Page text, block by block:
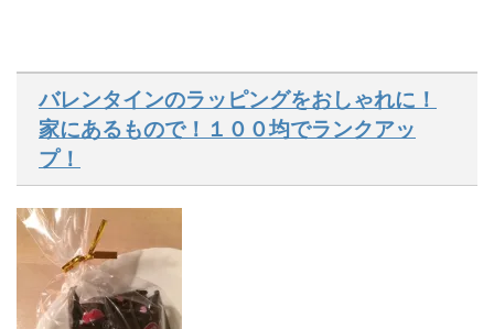
バレンタインのラッピングをおしゃれに！
家にあるもので！１００均でランクアッ
プ！